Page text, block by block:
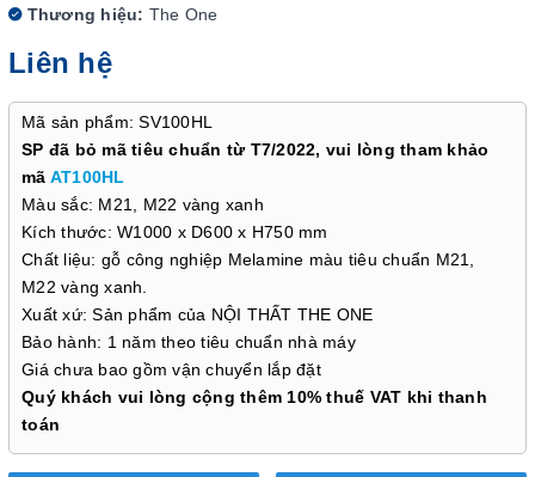
Thương hiệu: The One
Liên hệ
Mã sản phẩm: SV100HL
SP đã bỏ mã tiêu chuẩn từ T7/2022, vui lòng tham khảo
mã AT100HL
Màu sắc: M21, M22 vàng xanh
Kích thước: W1000 x D600 x H750 mm
Chất liệu: gỗ công nghiệp Melamine màu tiêu chuẩn M21,
M22 vàng xanh.
Xuất xứ: Sản phẩm của NỘI THẤT THE ONE
Bảo hành: 1 năm theo tiêu chuẩn nhà máy
Giá chưa bao gồm vận chuyển lắp đặt
Quý khách vui lòng cộng thêm 10% thuế VAT khi thanh
toán